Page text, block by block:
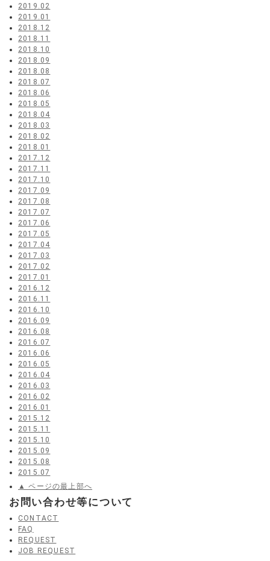
2019.02
2019.01
2018.12
2018.11
2018.10
2018.09
2018.08
2018.07
2018.06
2018.05
2018.04
2018.03
2018.02
2018.01
2017.12
2017.11
2017.10
2017.09
2017.08
2017.07
2017.06
2017.05
2017.04
2017.03
2017.02
2017.01
2016.12
2016.11
2016.10
2016.09
2016.08
2016.07
2016.06
2016.05
2016.04
2016.03
2016.02
2016.01
2015.12
2015.11
2015.10
2015.09
2015.08
2015.07
▲ ページの最上部へ
お問い合わせ等について
CONTACT
FAQ
REQUEST
JOB REQUEST